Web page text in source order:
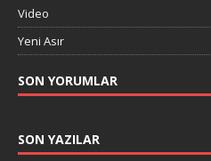
Video
Yeni Asır
SON YORUMLAR
SON YAZILAR